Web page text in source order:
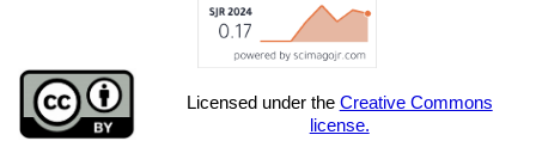
Licensed under the Creative Commons
license.